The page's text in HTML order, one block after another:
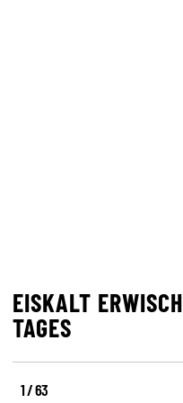
EISKALT
TAGES
1 / 63